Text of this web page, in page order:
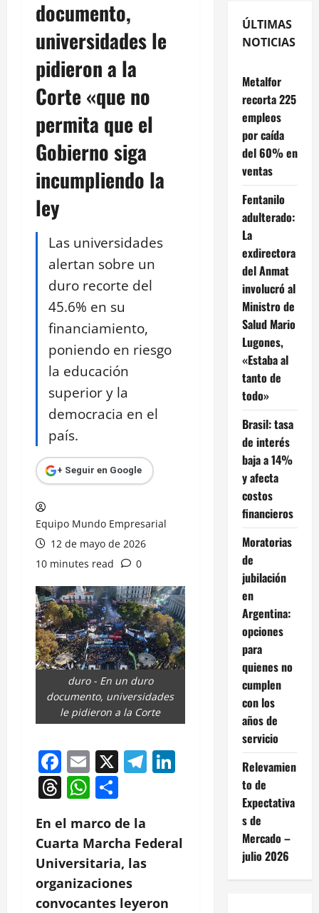
documento,
universidades le
pidieron a la
Corte «que no
permita que el
Gobierno siga
incumpliendo la
ley
Las universidades
alertan sobre un
duro recorte del
45.6% en su
financiamiento,
poniendo en riesgo
la educación
superior y la
democracia en el
país.
+ Seguir en Google
Equipo Mundo Empresarial
12 de mayo de 2026
10 minutes read
0
duro - En un duro
documento, universidades
le pidieron a la Corte
Facebook
Email
X Telegram
LinkedIn
Threads
WhatsApp
En el marco de la
Cuarta Marcha Federal
Universitaria, las
organizaciones
convocantes leyeron
ÚLTIMAS
NOTICIAS
Metalfor
recorta 225
empleos
por caída
del 60% en
ventas
Fentanilo
adulterado:
La
exdirectora
del Anmat
involucró al
Ministro de
Salud Mario
Lugones,
«Estaba al
tanto de
todo»
Brasil: tasa
de interés
baja a 14%
y afecta
costos
financieros
Moratorias
de
jubilación
en
Argentina:
opciones
para
quienes no
cumplen
con los
años de
servicio
Relevamien
to de
Expectativa
s de
Mercado –
julio 2026